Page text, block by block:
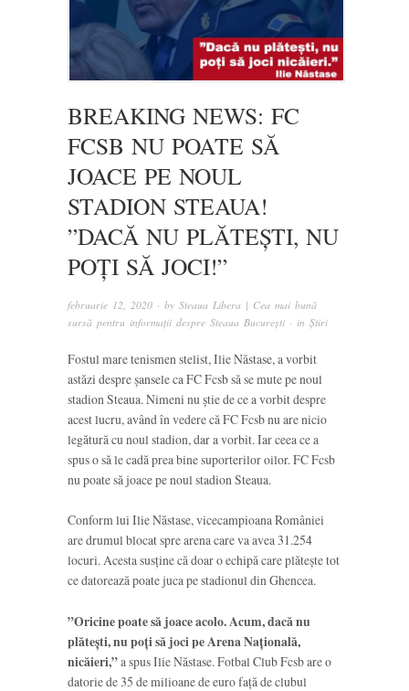
BREAKING NEWS: FC
FCSB NU POATE SĂ
JOACE PE NOUL
STADION STEAUA!
”DACĂ NU PLĂTEȘTI, NU
POȚI SĂ JOCI!”
februarie 12, 2020 · by Steaua Libera | Cea mai bună
sursă pentru informații despre Steaua București · in Știri
Fostul mare tenismen stelist, Ilie Năstase, a vorbit
astăzi despre șansele ca FC Fcsb să se mute pe noul
stadion Steaua. Nimeni nu știe de ce a vorbit despre
acest lucru, având în vedere că FC Fcsb nu are nicio
legătură cu noul stadion, dar a vorbit. Iar ceea ce a
spus o să le cadă prea bine suporterilor oilor. FC Fcsb
nu poate să joace pe noul stadion Steaua.
Conform lui Ilie Năstase, vicecampioana României
are drumul blocat spre arena care va avea 31.254
locuri. Acesta susține că doar o echipă care plătește tot
ce datorează poate juca pe stadionul din Ghencea.
”Oricine poate să joace acolo. Acum, dacă nu
plătești, nu poți să joci pe Arena Națională,
nicăieri,”a spus Ilie Năstase. Fotbal Club Fcsb are o
datorie de 35 de milioane de euro față de clubul